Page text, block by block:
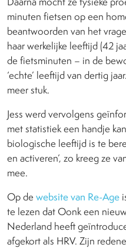
minuten fietsen op een
beantwoorden van het
haar werkelijke leeftijd (42
de fietsminuten – in de
‘echte’ leeftijd van dertig
meer stuk.
Jess werd vervolgens
met statistiek een handje
biologische leeftijd is te
en activeren’, zo kreeg ze
mee.
Op de website van Re-Age
te lezen dat Oonk een
Nederland heeft
afgekort als HRV. Zijn